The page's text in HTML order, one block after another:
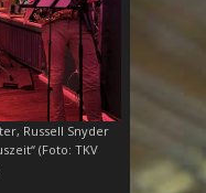
Russell Snyder
(Foto: TKV